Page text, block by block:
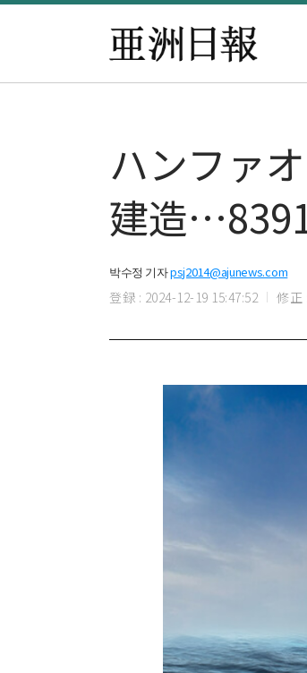
ハンファ
建造
박수정 기자psj2014@ajunews.com
登録 : 2024-12-19 15:47:52 修正